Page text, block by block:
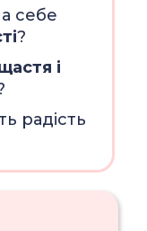
себе
?
і
радість